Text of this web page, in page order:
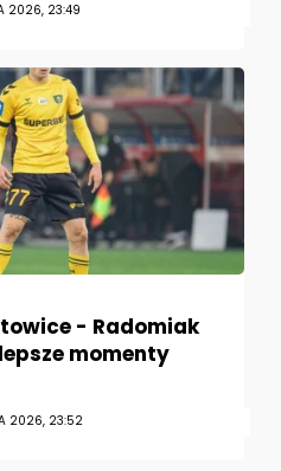
2026, 23:49
- Radomiak
momenty
2026, 23:52